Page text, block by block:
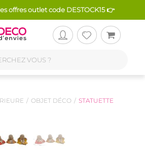
offres outlet code DESTOCK15 👉
OBJET DÉCO
STATUETTE